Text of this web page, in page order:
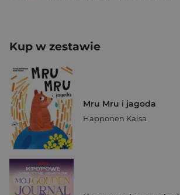
Kup w zestawie
Mru Mru i jagoda
Happonen Kaisa